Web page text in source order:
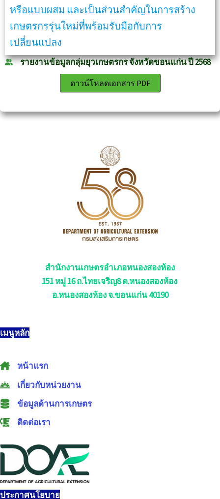
หรือแบบผสม และเป็นส่วนสำคัญในการสร้าง
เกษตรกรรุ่นใหม่ที่พร้อมรับมือกับการ
เปลี่ยนแปลง
รายงานข้อมูลกลุ่มยุวเกษตรกร จังหวัดขอนแก่น ปี 2568
ดาวน์โหลดเอกสาร PDF
สำนักงานเกษตรอำเภอหนองสองห้อง
151 หมู่ 16 ถ.ไทยเจริญ8 ต.หนองสองห้อง
อ.หนองสองห้อง จ.ขอนแก่น 40190
เมนูหลัก
หน้าแรก
เกี่ยวกับหน่วยงาน
ข้อมูลด้านการเกษตร
ติดต่อเรา
ประกาศนโยบาย